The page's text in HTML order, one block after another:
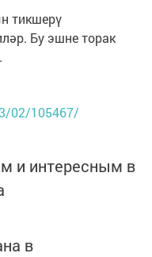
тикшерү
Бу эшне торак
02/105467/
и интересным в
в